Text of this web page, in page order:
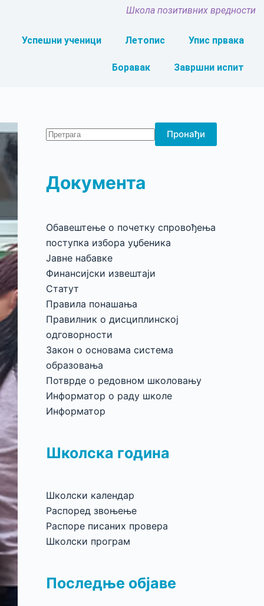
Школа позитивних вредности
Успешни ученици Летопис Упис првака
Боравак Завршни испит
Пронађи
Документа
Обавештење о почетку спровођења
поступка избора уџбеника
Јавне набавке
Финансијски извештаји
Статут
Правила понашања
Правилник о дисциплинској
одговорности
Закон о основама система
образовања
Потврде о редовном школовању
Информатор о раду школе
Информатор
Школска година
Школски календар
Распоред звоњење
Распоре писаних провера
Школски програм
Последње објаве